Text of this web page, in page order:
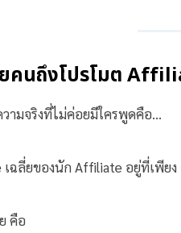
คนถึงโปรโมต
ามจริงที่ไม่ค่อยมีใครพูดคือ…
เฉลี่ยของนัก Affiliate อยู่ที่เพียง
คือ